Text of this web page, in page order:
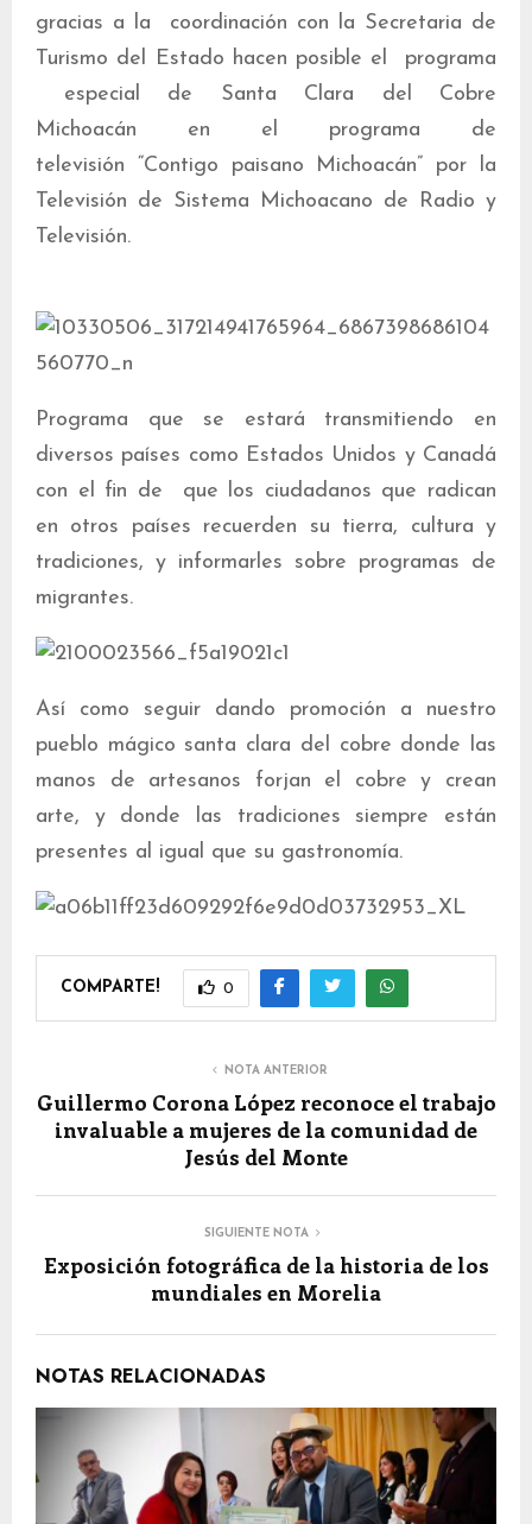
gracias a la coordinación con la Secretaria de
Turismo del Estado hacen posible el programa
especial de Santa Clara del Cobre
Michoacán en el programa de
televisión “Contigo paisano Michoacán” por la
Televisión de Sistema Michoacano de Radio y
Televisión.
Programa que se estará transmitiendo en
diversos países como Estados Unidos y Canadá
con el fin de que los ciudadanos que radican
en otros países recuerden su tierra, cultura y
tradiciones, y informarles sobre programas de
migrantes.
Así como seguir dando promoción a nuestro
pueblo mágico santa clara del cobre donde las
manos de artesanos forjan el cobre y crean
arte, y donde las tradiciones siempre están
presentes al igual que su gastronomía.
COMPARTE! 0
NOTA ANTERIOR
Guillermo Corona López reconoce el trabajo
invaluable a mujeres de la comunidad de
Jesús del Monte
SIGUIENTE NOTA
Exposición fotográfica de la historia de los
mundiales en Morelia
NOTAS RELACIONADAS